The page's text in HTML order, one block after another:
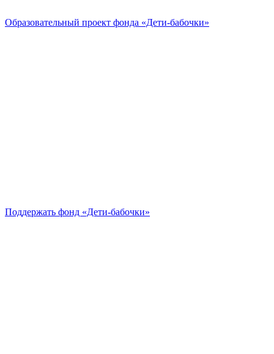
Образовательный проект фонда «Дети-бабочки»
Поддержать фонд «Дети-бабочки»